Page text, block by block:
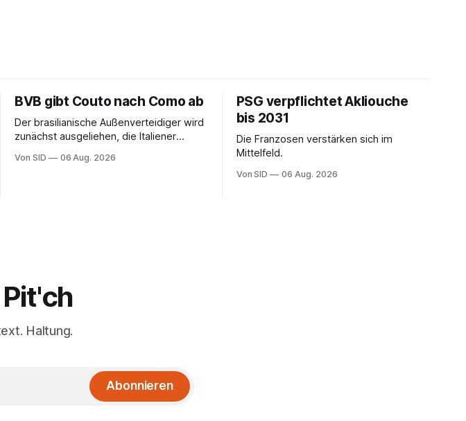
BVB gibt Couto nach Como ab
Der brasilianische Außenverteidiger wird
zunächst ausgeliehen, die Italiener
Von SID 06 Aug. 2026
PSG verpflichtet Akliouche
bis 2031
Die Franzosen verstärken sich im
Mittelfeld.
Von SID 06 Aug. 2026
Haltung.
Abonnieren